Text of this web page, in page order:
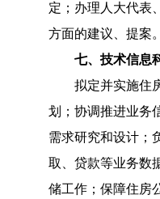
定 ； 办理人大代表
方面的建议、提案。
七、 技术信息
拟定并实施住
划
； 协调推进业务
需求研究和设计 ；
取、贷款等业务数
储工作 ； 保障住房